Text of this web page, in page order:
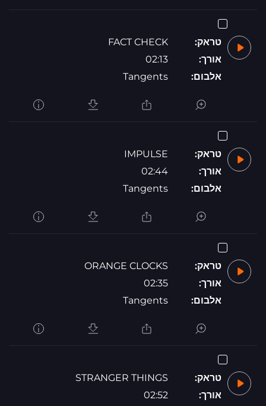
טראק:
FACT CHECK
אורך:
02:13
אלבום:
Tangents
טראק:
IMPULSE
אורך:
02:44
אלבום:
Tangents
טראק:
ORANGE CLOCKS
אורך:
02:35
אלבום:
Tangents
טראק:
STRANGER THINGS
אורך:
02:52